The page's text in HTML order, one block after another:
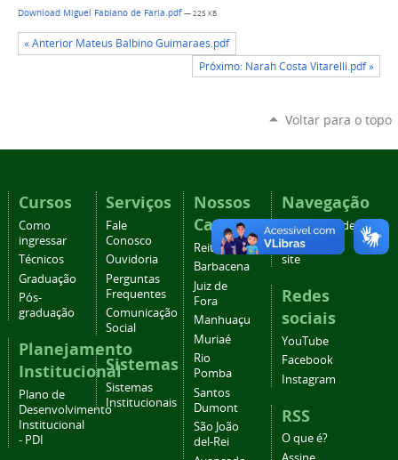
Download Miguel Fabiano de Faria.pdf— 225 KB
« Anterior Mateus Balbino Guimaraes.pdf
Próximo: Narah Costa Vitarelli.pdf »
Voltar para o topo
Cursos
Como
ingressar
Técnicos
Graduação
Pós-
graduação
Planejamento
Institucional
Plano de
Desenvolvimento
Institucional
- PDI
Serviços
Fale
Conosco
Ouvidoria
Perguntas
Frequentes
Comunicação
Social
Sistemas
Sistemas
Institucionais
Nossos
Campi
Reitoria
Barbacena
Juiz de
Fora
Manhuaçu
Muriaé
Rio
Pomba
Santos
Dumont
São João
del-Rei
Navegação
Acessibilidade
Mapa do
site
Redes
sociais
YouTube
Facebook
Instagram
RSS
O que é?